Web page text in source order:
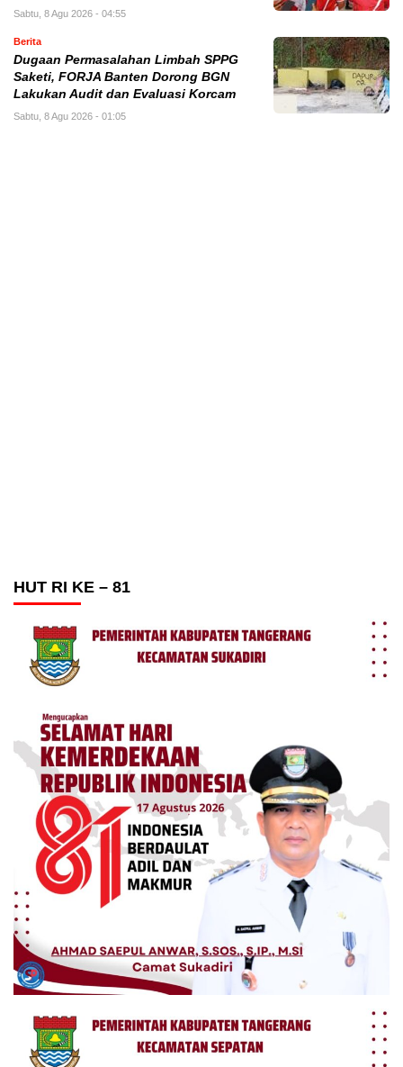
Sabtu, 8 Agu 2026 - 04:55
Berita
Dugaan Permasalahan Limbah SPPG
Saketi, FORJA Banten Dorong BGN
Lakukan Audit dan Evaluasi Korcam
Sabtu, 8 Agu 2026 - 01:05
HUT RI KE – 81